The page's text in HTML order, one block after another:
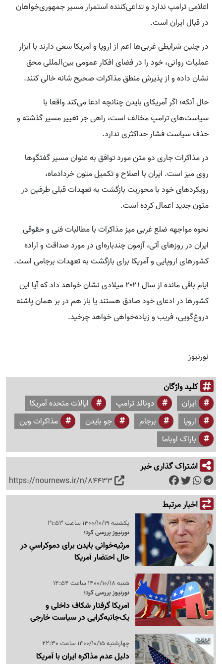
اعلامی ترامپ ندارد و تداعی‌کننده استمرار مسیر جمهوری‌خواهان
در قبال ایران است.
در چنین شرایطی غربی‌ها اعم از اروپا و آمریکا سعی دارند با ابزار
عملیات روانی، خود را در فضای افکار عمومی بین‌المللی محق
نشان داده و از پذیرش منطق مذاکرات صحیح شانه خالی کنند.
حال آنکه؛ اگر آمریکای بایدن چنانچه ادعا می‌کند واقعا با
سیاست‌های ترامپ مخالف است، راهی جز تغییر مسیر گذشته و
حذف سیاست فشار حداکثری ندارد.
در مذاکرات جاری دو متن مورد توافق به عنوان مسیر گفتگوها
روی میز است. ایران با اصلاح و تکمیل متون خردادماه،
رویکردهای خود با محوریت بازگشت به تعهدات قبلی طرفین در
متون جدید اعمال کرده است.
نحوه مواجهه ضلع غربی میز مذاکرات با مطالبات فنی و حقوقی
ایران در روزهای آتی، آزمون چندباره‌ای در مورد صداقت و اراده
کشورهای اروپایی و آمریکا برای بازگشت به تعهدات برجامی است.
ایام باقی مانده از سال ۲۰۲۱ میلادی نشان خواهد داد که آیا این
کشورها در ادعای خود صادق هستند یا باز هم در بر همان پاشنه
دروغ‌گویی، فریب و زیاده‌خواهی خواهد چرخید.
نورنیوز
کلید واژگان
ایران دونالد ترامپ
ایالات متحده آمریکا
اروپا
برجام جو بایدن
مذاکرات وین
باراک اوباما
اشتراک گذاری خبر
https://nournews.ir/n/84433
اخبار مرتبط
یکشنبه 1400/10/19 ساعت 21:53
نورنیوز بررسی کرد؛
مرثیه‌خوانی بایدن برای دموکراسیِ در
حال احتضار آمریکا
شنبه 1400/10/18 ساعت 14:54
نورنیوز بررسی کرد؛
آمریکا گرفتار شکاف داخلی و
یک‌جانبه‌گرایی در سیاست خارجی
چهارشنبه 1400/10/15 ساعت 22:30
دلیل عدم مذاکره ایران با آمریکا